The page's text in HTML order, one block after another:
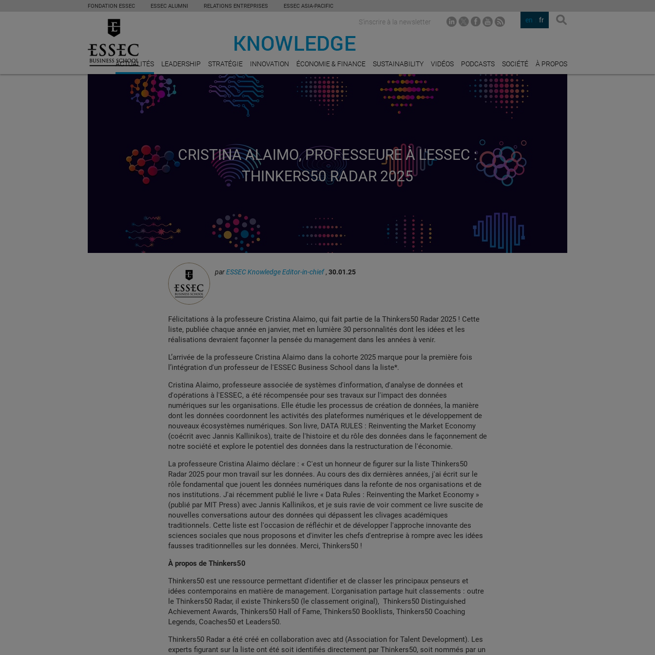
FONDATION ESSEC ESSEC ALUMNI RELATIONS ENTREPRISES ESSEC ASIA-PACIFIC
en fr
S'inscrire à la newsletter
ACTUALITÉS LEADERSHIP STRATÉGIE INNOVATION ÉCONOMIE & FINANCE SUSTAINABILITY VIDÉOS PODCASTS SOCIÉTÉ À PROPOS
CRISTINA ALAIMO, PROFESSEURE À L'ESSEC :
THINKERS50 RADAR 2025
parESSEC Knowledge Editor-in-chief, 30.01.25
Félicitations à la professeure Cristina Alaimo, qui fait partie de la Thinkers50 Radar 2025 ! Cette
liste, publiée chaque année en janvier, met en lumière 30 personnalités dont les idées et les
réalisations devraient façonner la pensée du management dans les années à venir.
L’arrivée de la professeure Cristina Alaimo dans la cohorte 2025 marque pour la première fois
l’intégration d'un professeur de l'ESSEC Business School dans la liste*.
Cristina Alaimo, professeure associée de systèmes d'information, d'analyse de données et
d'opérations à l'ESSEC, a été récompensée pour ses travaux sur l'impact des données
numériques sur les organisations. Elle étudie les processus de création de données, la manière
dont les données coordonnent les activités des plateformes numériques et le développement de
nouveaux écosystèmes numériques. Son livre, DATA RULES : Reinventing the Market Economy
(coécrit avec Jannis Kallinikos), traite de l'histoire et du rôle des données dans le façonnement de
notre société et explore le potentiel des données dans la restructuration de l'économie.
La professeure Cristina Alaimo déclare : « C'est un honneur de figurer sur la liste Thinkers50
Radar 2025 pour mon travail sur les données. Au cours des dix dernières années, j'ai écrit sur le
rôle fondamental que jouent les données numériques dans la refonte de nos organisations et de
nos institutions. J'ai récemment publié le livre « Data Rules : Reinventing the Market Economy »
(publié par MIT Press) avec Jannis Kallinikos, et je suis ravie de voir comment ce livre suscite de
nouvelles conversations autour des données qui dépassent les clivages académiques
traditionnels. Cette liste est l'occasion de réfléchir et de développer l'approche innovante des
sciences sociales que nous proposons et d'inviter les chefs d'entreprise à rompre avec les idées
fausses traditionnelles sur les données. Merci, Thinkers50 !
À propos de Thinkers50
Thinkers50 est une ressource permettant d'identifier et de classer les principaux penseurs et
idées contemporains en matière de management. L'organisation partage huit classements : outre
le Thinkers50 Radar, il existe Thinkers50 (le classement original), Thinkers50 Distinguished
Achievement Awards, Thinkers50 Hall of Fame, Thinkers50 Booklists, Thinkers50 Coaching
Legends, Coaches50 et Leaders50.
Thinkers50 Radar a été créé en collaboration avec atd (Association for Talent Development). Les
experts figurant sur la liste ont été soit identifiés directement par Thinkers50, soit nommés par un